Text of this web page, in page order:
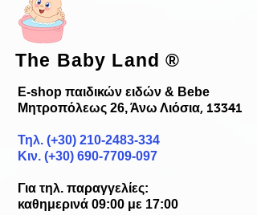
The Baby Land®
E-shop παιδικών ειδών & Bebe
Μητροπόλεως 26, Άνω Λιόσια, 13341
Τηλ. (+30) 210-2483-334
Κιν. (+30) 690-7709-097
Για τηλ. παραγγελίες:
καθημερινά 09:00 με 17:00